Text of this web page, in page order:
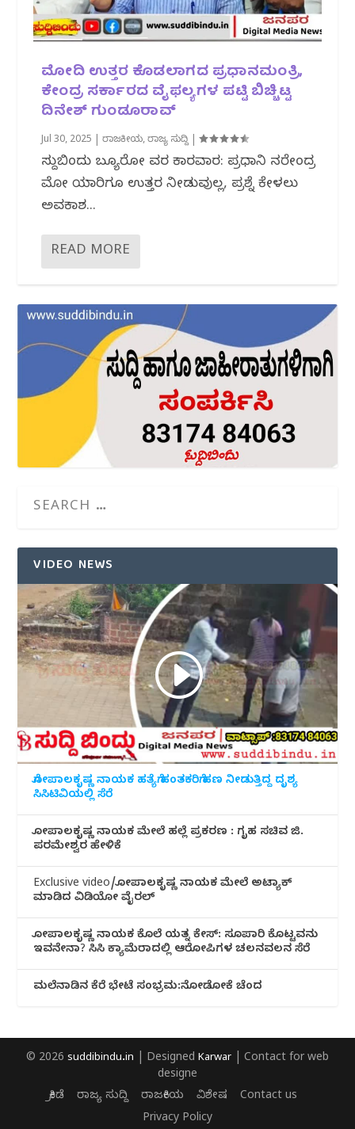
ಮೋದಿ ಉತ್ತರ ಕೊಡಲಾಗದ ಪ್ರಧಾನಮಂತ್ರಿ,
ಕೇಂದ್ರ ಸರ್ಕಾರದ ವೈಫಲ್ಯಗಳ ಪಟ್ಟಿ ಬಿಚ್ಚಿಟ್ಟ
ದಿನೇಶ್ ಗುಂಡೂರಾವ್
Jul 30, 2025 |ರಾಜಕೀಯ,ರಾಜ್ಯ ಸುದ್ದಿ |
ಸುದ್ದಿಬಿಂದು ಬ್ಯೂರೋ ವರದಿ ಕಾರವಾರ: ಪ್ರಧಾನಿ ನರೇಂದ್ರ
ಮೋದಿ ಯಾರಿಗೂ ಉತ್ತರ ನೀಡುವುದಿಲ್ಲ, ಪ್ರಶ್ನೆ ಕೇಳಲು
ಅವಕಾಶ...
READ MORE
VIDEO NEWS
ಗೋಪಾಲಕೃಷ್ಣ ನಾಯಕ ಹತ್ಯೆಗೆ ಹಂತಕರಿಗೆ ಹಣ ನೀಡುತ್ತಿದ್ದ ದೃಶ್ಯ
ಸಿಸಿಟಿವಿಯಲ್ಲಿ ಸೆರೆ
ಗೋಪಾಲಕೃಷ್ಣ ನಾಯಕ ಮೇಲೆ ಹಲ್ಲೆ ಪ್ರಕರಣ : ಗೃಹ ಸಚಿವ ಜಿ.
ಪರಮೇಶ್ವರ ಹೇಳಿಕೆ
Exclusive video/ಗೋಪಾಲಕೃಷ್ಣ ನಾಯಕ ಮೇಲೆ ಅಟ್ಯಾಕ್
ಮಾಡಿದ ವಿಡಿಯೋ ವೈರಲ್
ಗೋಪಾಲಕೃಷ್ಣ ನಾಯಕ ಕೊಲೆ ಯತ್ನ ಕೇಸ್: ಸೂಪಾರಿ ಕೊಟ್ಟವನು
ಇವನೇನಾ? ಸಿಸಿ ಕ್ಯಾಮೆರಾದಲ್ಲಿ ಆರೋಪಿಗಳ ಚಲನವಲನ ಸೆರೆ
ಮಲೆನಾಡಿ‌ನ ಕೆರೆ ಭೇಟೆ ಸಂಭ್ರಮ:ನೋಡೋಕೆ ಚೆಂದ
© 2026 suddibindu.in | Designed Karwar | Contact for web
designe
ಕ್ರೀಡೆ
ರಾಜ್ಯ ಸುದ್ದಿ ರಾಜಕೀಯ ವಿಶೇಷ
Contact us
Privacy Policy